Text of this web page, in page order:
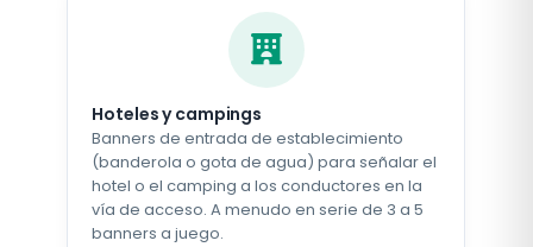
Hoteles y campings
Banners de entrada de establecimiento
(banderola o gota de agua) para señalar el
hotel o el camping a los conductores en la
vía de acceso. A menudo en serie de 3 a 5
banners a juego.